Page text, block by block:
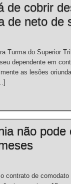
de cobrir
de neto de
Turma do Superior
dependente em
as lesões
não pode
de comodato